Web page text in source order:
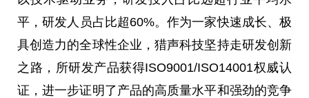
平 ，研发人员占比超60%。作为一家快速成长、极
具创造力的全球性企业，猎声科技坚持走研发创新
之路，所研发产品获得ISO9001/ISO14001权威认
证，进一步证明了产品的高质量水平和强劲的竞争